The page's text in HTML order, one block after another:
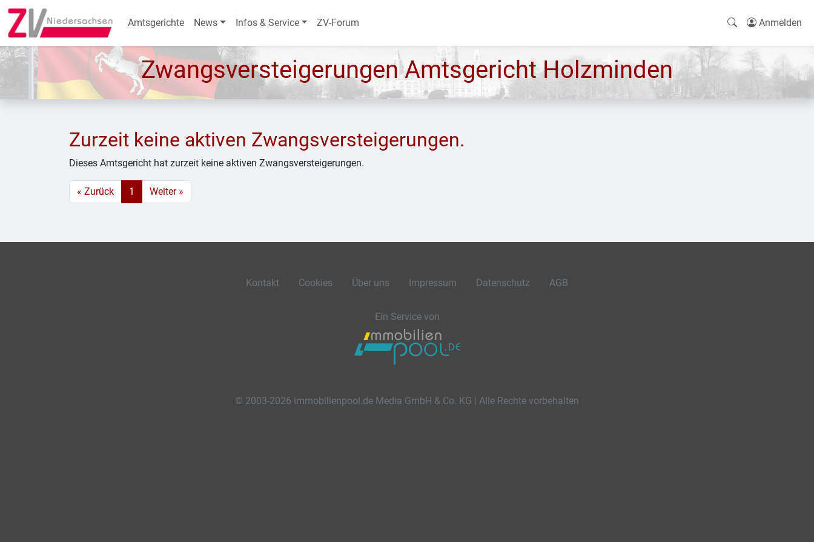
Amtsgerichte News Infos & Service ZV-Forum Anmelden
Zwangsversteigerungen Amtsgericht Holzminden
Zurzeit keine aktiven Zwangsversteigerungen.
Dieses Amtsgericht hat zurzeit keine aktiven Zwangsversteigerungen.
« Zurück 1 Weiter »
Kontakt Cookies Über uns Impressum Datenschutz AGB
Ein Service von
© 2003-2026 immobilienpool.de Media GmbH & Co. KG | Alle Rechte vorbehalten